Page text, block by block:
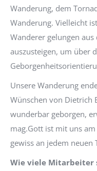
Wanderung, dem
Wanderung. Vielleicht
Wanderer gelungen
auszusteigen, um über
Unsere Wanderung
Wünschen von Dietrich
wunderbar geborgen,
mag.Gott ist mit uns
gewiss an jedem neuen
Wie viele Mitarbeiter